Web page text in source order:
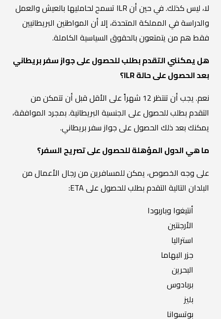
لا، ليس كذلك. في حين أن ILR تسمح لحامليها بالعيش والعمل
والدراسة في المملكة المتحدة، إلا أن المواطنين البريطانيين
فقط هم من يتمتعون بالحقوق السياسية الكاملة.
هل يمكنني التقدم بطلب للحصول على جواز سفر بريطاني
بعد الحصول على حالة ILR؟
نعم. يجب أن تنتظر 12 شهراً على الأقل قبل أن تتمكن من
التقدم بطلب للحصول على الجنسية البريطانية. بمجرد الموافقة،
يمكنك بعد ذلك الحصول على جواز سفر بريطاني.
ما هي الدول المؤهلة للحصول على تصريح السفر؟
على وجه الخصوص، يمكن للمسافرين من رجال الأعمال من
البلدان التالية التقدم بطلب للحصول على ETA:
أنتيغوا وباربودا
الأرجنتين
استراليا
جزر البهاما
البحرين
بربادوس
بليز
بوتسوانا